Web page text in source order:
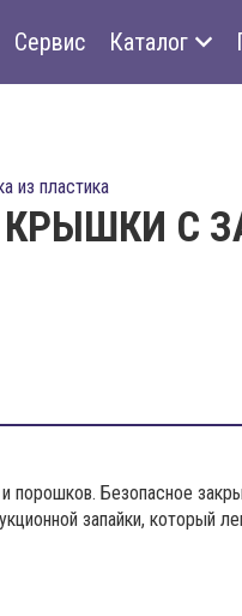
Сервис Каталог
из пластика
С
Безопасное
запайки, который